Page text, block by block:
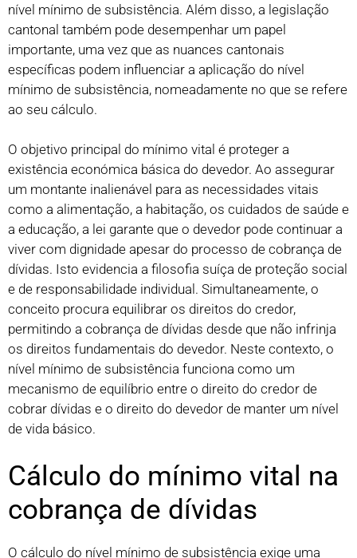
nível mínimo de subsistência. Além disso, a legislação
cantonal também pode desempenhar um papel
importante, uma vez que as nuances cantonais
específicas podem influenciar a aplicação do nível
mínimo de subsistência, nomeadamente no que se refere
ao seu cálculo.
O objetivo principal do mínimo vital é proteger a
existência económica básica do devedor. Ao assegurar
um montante inalienável para as necessidades vitais
como a alimentação, a habitação, os cuidados de saúde e
a educação, a lei garante que o devedor pode continuar a
viver com dignidade apesar do processo de cobrança de
dívidas. Isto evidencia a filosofia suíça de proteção social
e de responsabilidade individual. Simultaneamente, o
conceito procura equilibrar os direitos do credor,
permitindo a cobrança de dívidas desde que não infrinja
os direitos fundamentais do devedor. Neste contexto, o
nível mínimo de subsistência funciona como um
mecanismo de equilíbrio entre o direito do credor de
cobrar dívidas e o direito do devedor de manter um nível
de vida básico.
Cálculo do mínimo vital na
cobrança de dívidas
O cálculo do nível mínimo de subsistência exige uma